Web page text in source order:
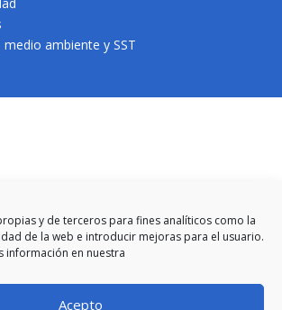
y de terceros para fines analíticos como la
de la web e introducir mejoras para el usuario.
información en nuestra
Acepto
ambiente y SST